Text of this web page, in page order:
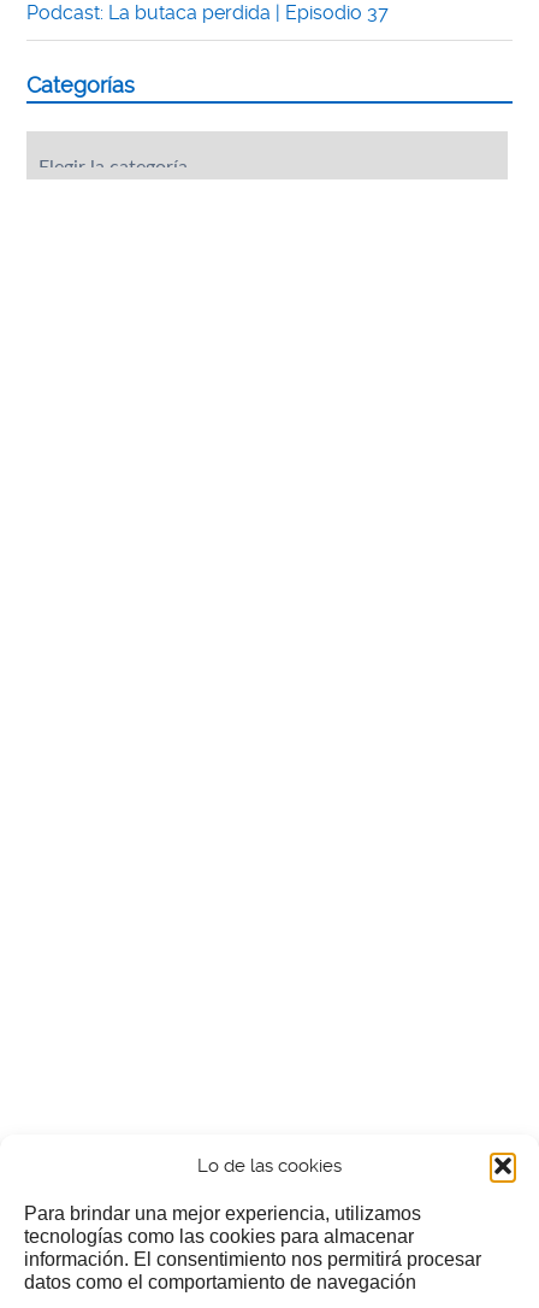
Lo de las cookies
Para brindar una mejor experiencia, utilizamos
tecnologías como las cookies para almacenar
información. El consentimiento nos permitirá procesar
datos como el comportamiento de navegación
Podcast: La butaca perdida | Episodio 37
Categorías
¿Nos invitas a un cafecillo?